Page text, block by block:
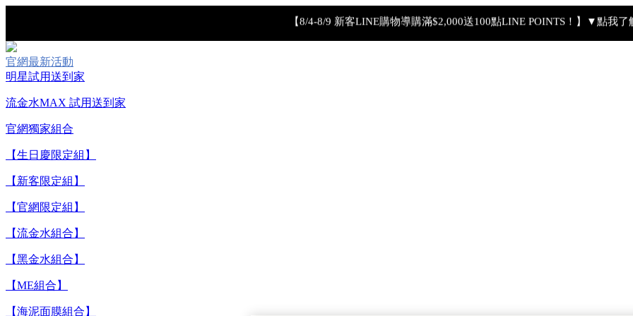
官網最新活動
明星試用送到家
流金水MAX 試用送到家
官網獨家組合
【生日慶限定組】
【新客限定組】
【官網限定組】
【流金水組合】
【黑金水組合】
【ME組合】
【海泥面膜組合】